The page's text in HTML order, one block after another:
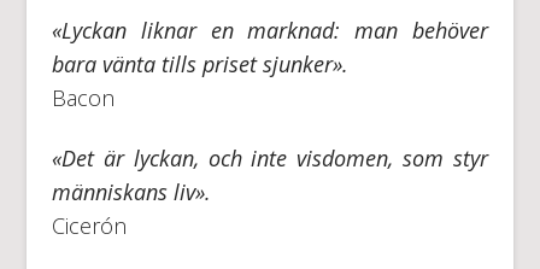
«Lyckan liknar en marknad: man behöver
bara vänta tills priset sjunker».
Bacon
«Det är lyckan, och inte visdomen, som styr
människans liv».
Cicerón